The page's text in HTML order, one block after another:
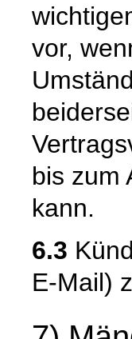
vor,
bis zum
kann.
6.3
E-Mail)